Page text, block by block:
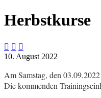
Herbstkurse
  
10. August 2022
Am Samstag, den
Die kommenden